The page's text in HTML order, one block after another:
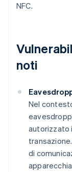
NFC.
noti
Nel
autorizzato
di